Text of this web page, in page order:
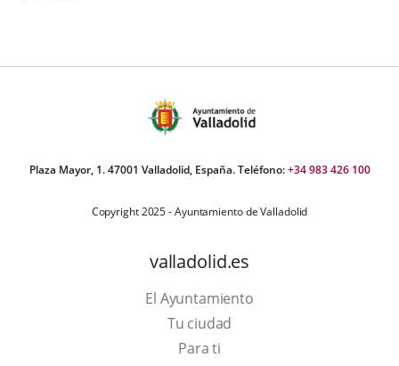
Plaza Mayor, 1. 47001 Valladolid, España. Teléfono:+34 983 426 100
Copyright 2025 - Ayuntamiento de Valladolid
valladolid.es
El Ayuntamiento
Tu ciudad
Para ti